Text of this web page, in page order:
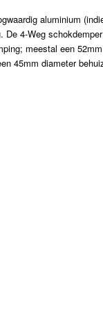
aluminium
4-Weg
meestal een
45mm diameter